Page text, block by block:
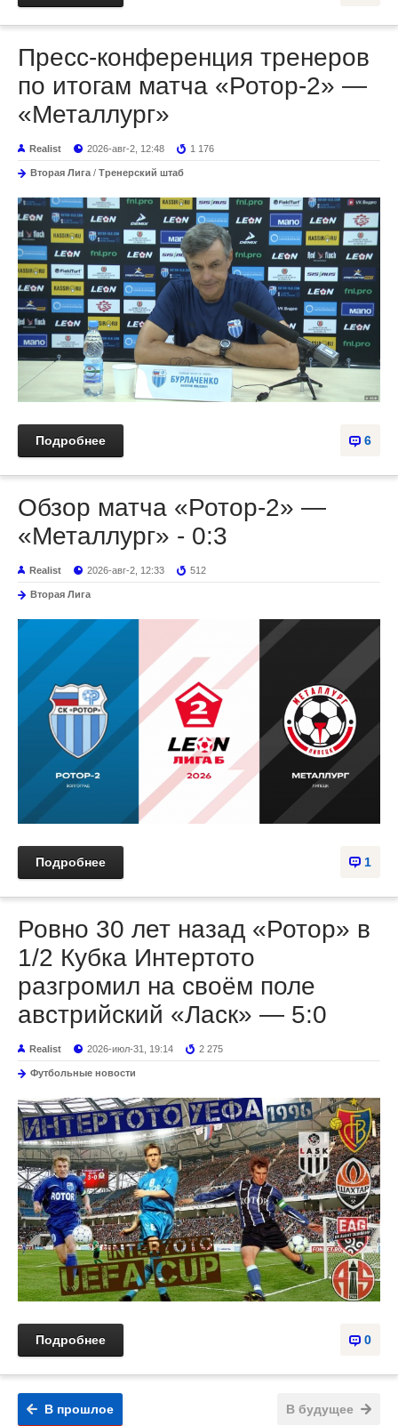
Пресс-конференция тренеров
по итогам матча «Ротор-2» —
«Металлург»
Realist 2026-авг-2, 12:48 1 176
Вторая Лига / Тренерский штаб
6
Подробнее
Обзор матча «Ротор-2» —
«Металлург» - 0:3
Realist 2026-авг-2, 12:33 512
Вторая Лига
1
Подробнее
Ровно 30 лет назад «Ротор» в
1/2 Кубка Интертото
разгромил на своём поле
австрийский «Ласк» — 5:0
Realist 2026-июл-31, 19:14 2 275
Футбольные новости
0
Подробнее
В будущее
В прошлое